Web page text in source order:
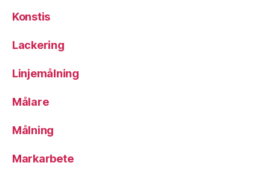
Konstis
Lackering
Linjemålning
Målare
Målning
Markarbete